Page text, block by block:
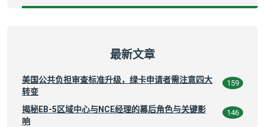
最新文章
美国公共负担审查标准升级，绿卡申请者需注意四大
转变
159
揭秘EB-5区域中心与NCE经理的幕后角色与关键影
响
146